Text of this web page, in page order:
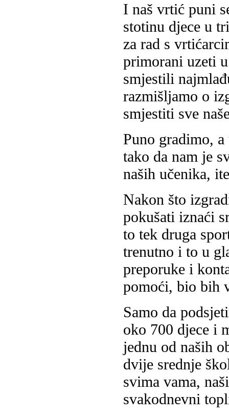
I naš vrtić puni
stotinu djece u
za rad s
primorani uzeti
smjestili
razmišljamo o
smjestiti sve
Puno gradimo,
tako da nam je
naših učenika,
Nakon što
pokušati iznaći
to tek druga
trenutno i to u
preporuke i
pomoći, bio bih
Samo da
oko 700 djece i
jednu od naših
dvije srednje
svima vama,
svakodnevni